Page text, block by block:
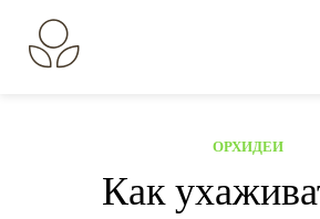
содержанию
ОРХИДЕИ
Как